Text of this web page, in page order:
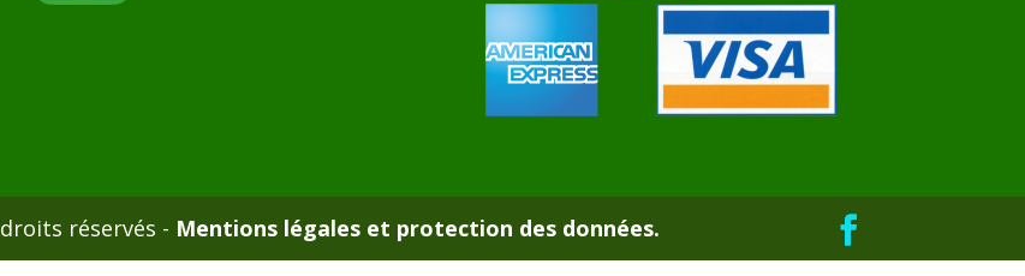
réservés - Mentions légales et protection des données.